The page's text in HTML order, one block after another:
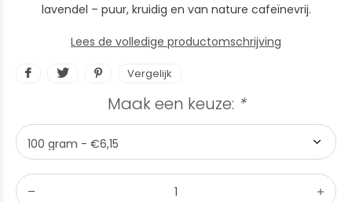
lavendel – puur, kruidig en van nature cafeïnevrij.
Lees de volledige productomschrijving
Vergelijk
Maak een keuze: *